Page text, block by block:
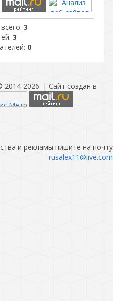
3
3
0
2014-2026. | Сайт создан в
и рекламы пишите на почту
rusalex11@live.com